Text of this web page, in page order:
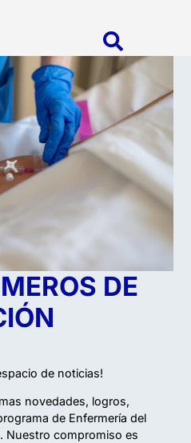
DE
de noticias!
novedades, logros,
de Enfermería del
Nuestro compromiso es